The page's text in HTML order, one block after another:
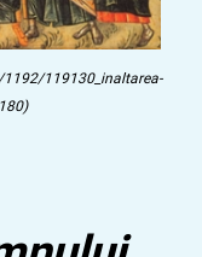
119130_inaltarea-